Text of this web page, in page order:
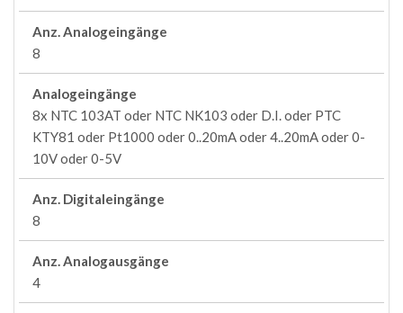
Anz. Analogeingänge
8
Analogeingänge
8x NTC 103AT oder NTC NK103 oder D.I. oder PTC
KTY81 oder Pt1000 oder 0..20mA oder 4..20mA oder 0-
10V oder 0-5V
Anz. Digitaleingänge
8
Anz. Analogausgänge
4